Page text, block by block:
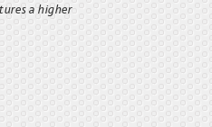
a higher